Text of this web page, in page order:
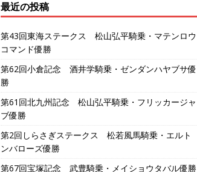
最近の投稿
第43回東海ステークス 松山弘平騎乗・マテンロウ
コマンド優勝
第62回小倉記念 酒井学騎乗・ゼンダンハヤブサ優
勝
第61回北九州記念 松山弘平騎乗・フリッカージャ
ブ優勝
第2回しらさぎステークス 松若風馬騎乗・エルト
ンバローズ優勝
第67回宝塚記念 武豊騎乗・メイショウタバル優勝